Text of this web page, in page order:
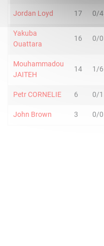
Jordan Loyd 17 0/4
Yakuba
Ouattara
16 0/0
Mouhammadou
JAITEH
14 1/6
Petr CORNELIE 6 0/1
John Brown 3 0/0